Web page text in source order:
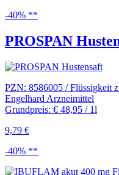
-40% **
PROSPAN
PZN: 8586005 / Flüssigkeit
Engelhard Arzneimittel
Grundpreis: € 48,95 / 1l
9,79 €
-40% **